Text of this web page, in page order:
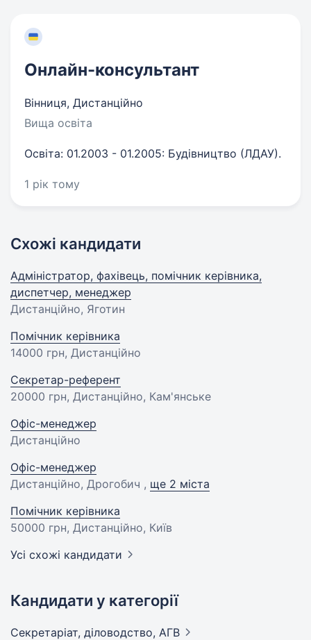
Онлайн-консультант
Вінниця, Дистанційно
Вища освіта
Освіта: 01.2003 - 01.2005: Будівництво (ЛДАУ).
1 рік тому
Схожі кандидати
Адміністратор, фахівець, помічник керівника,
диспетчер, менеджер
Дистанційно, Яготин
Помічник керівника
14000 грн, Дистанційно
Секретар-референт
20000 грн, Дистанційно, Кам'янське
Офіс-менеджер
Дистанційно
Офіс-менеджер
Дистанційно, Дрогобич , ще 2 міста
Помічник керівника
50000 грн, Дистанційно, Київ
Усі схожі кандидати
Кандидати у категорії
Секретаріат, діловодство, АГВ